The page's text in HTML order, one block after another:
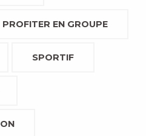
PROFITER EN GROUPE
SPORTIF